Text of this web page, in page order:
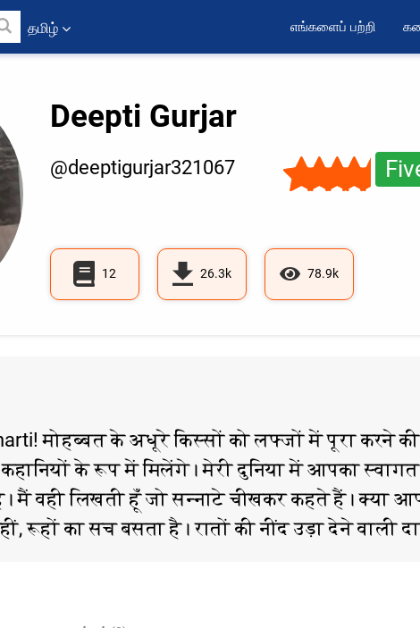
தமிழ் எங்களைப் பற்றி
Deepti Gurjar
@deeptigurjar321067
12 26.3k 78.9k
मोहब्बत के अधूरे किस्सों को लफ्जों में पूरा करने
के रूप में मिलेंगे। मेरी दुनिया में आपका स्वागत
मैं वही लिखती हूँ जो सन्नाटे चीखकर कहते हैं। क्या
रूहों का सच बसता है। रातों की नींद उड़ा देने वाली